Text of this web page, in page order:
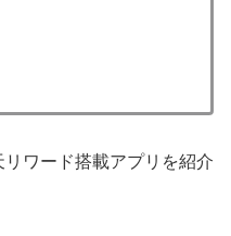
ワード搭載アプリを紹介